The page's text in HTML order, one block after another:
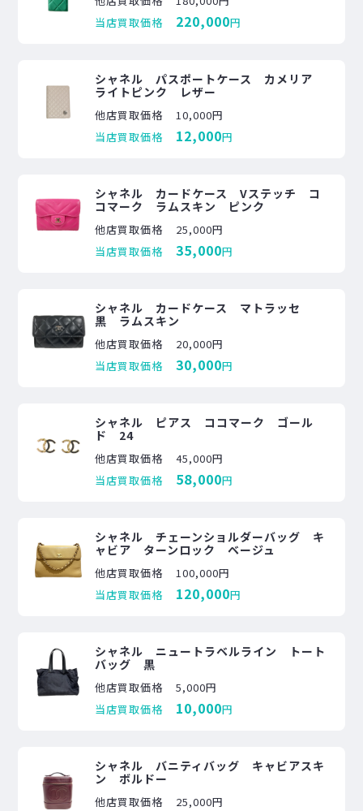
当店買取価格
220,000円
シャネル パスポートケース カメリア
ライトピンク レザー
他店買取価格
10,000円
当店買取価格
12,000円
シャネル カードケース Vステッチ コ
コマーク ラムスキン ピンク
他店買取価格
25,000円
当店買取価格
35,000円
シャネル カードケース マトラッセ
黒 ラムスキン
他店買取価格
20,000円
当店買取価格
30,000円
シャネル ピアス ココマーク ゴール
ド 24
他店買取価格
45,000円
当店買取価格
58,000円
シャネル チェーンショルダーバッグ キ
ャビア ターンロック ベージュ
他店買取価格
100,000円
当店買取価格
120,000円
シャネル ニュートラベルライン トート
バッグ 黒
他店買取価格
5,000円
当店買取価格
10,000円
シャネル バニティバッグ キャビアスキ
ン ボルドー
他店買取価格
25,000円